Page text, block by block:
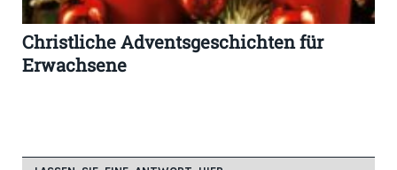
Christliche Adventsgeschichten für
Erwachsene